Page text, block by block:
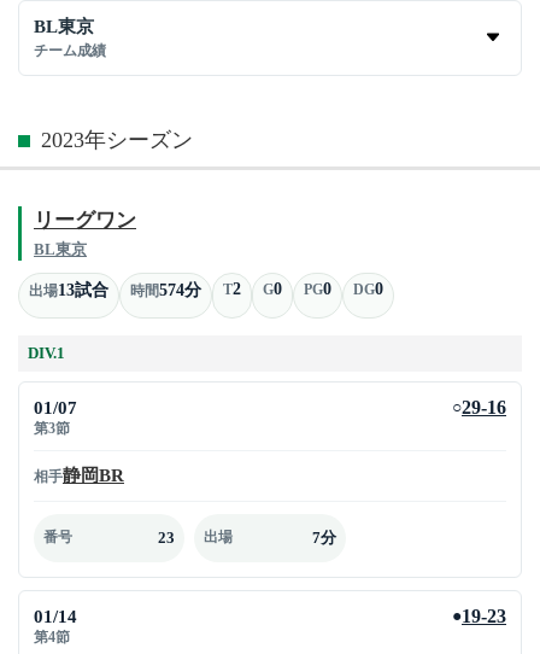
BL東京
チーム成績
2023年シーズン
リーグワン
BL東京
出場13試合 時間574分 T2 G0 PG0 DG0
DIV.1
01/07
第3節
○29-16
相手静岡BR
番号 23 出場 7分
01/14
第4節
●19-23